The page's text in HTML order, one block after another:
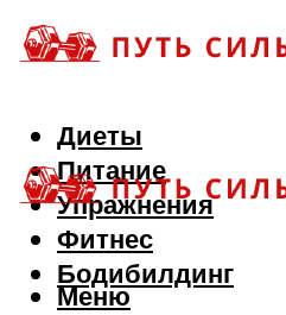
Диеты
Питание
Упражнения
Фитнес
Бодибилдинг
Меню